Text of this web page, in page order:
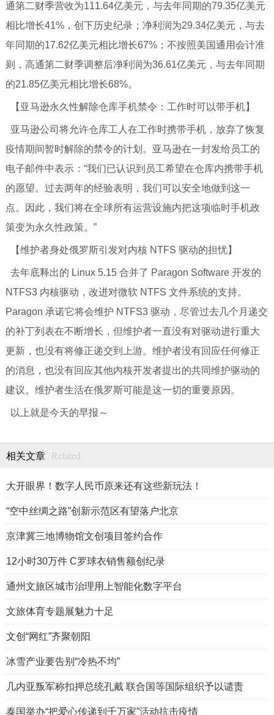
通第二财季营收为111.64亿美元，与去年同期的79.35亿美元
相比增长41%，创下历史纪录；净利润为29.34亿美元，与去
年同期的17.62亿美元相比增长67%；不按照美国通用会计准
则，高通第二财季调整后净利润为36.61亿美元，与去年同期
的21.85亿美元相比增长68%。
【亚马逊永久性解除仓库手机禁令：工作时可以带手机】
亚马逊公司将允许仓库工人在工作时携带手机，放弃了恢复
疫情期间暂时解除的禁令的计划。亚马逊在一封发给员工的
电子邮件中表示：“我们已认识到员工希望在仓库内携带手机
的愿望。过去两年的经验表明，我们可以安全地做到这一
点。因此，我们将在全球所有运营设施内把这项临时手机政
策变为永久性政策。”
【维护者身处俄罗斯引发对内核 NTFS 驱动的担忧】
去年底释出的 Linux 5.15 合并了 Paragon Software 开发的
NTFS3 内核驱动，改进对微软 NTFS 文件系统的支持。
Paragon 承诺它将会维护 NTFS3 驱动，尽管过去几个月递交
的补丁列表在不断增长，但维护者一直没有对驱动进行重大
更新，也没有将修正递交到上游。维护者没有回应任何修正
的消息，也没有回应其他内核开发者提出的共同维护驱动的
建议。维护者生活在俄罗斯可能是这一切的重要原因。
以上就是今天的早报～
相关文章 Related
大开眼界！数字人民币原来还有这些新玩法！
“空中丝绸之路”创新示范区有望落户北京
京津冀三地博物馆文创项目签约合作
12小时30万件 C罗球衣销售额创纪录
通州文旅区城市治理用上智能化数字平台
文旅体育专题展魅力十足
文创“网红”齐聚朝阳
冰雪产业要告别“冷热不均”
几内亚叛军称扣押总统孔戴 联合国等国际组织予以谴责
泰国举办“把爱心传递到千万家”活动抗击疫情